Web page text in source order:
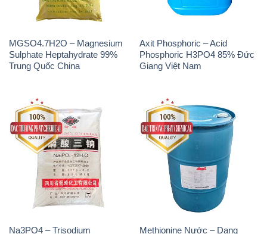
Na3PO4 – Trisodium
Phosphate Trung Quốc China
Methionine Nước – Dạng
Lỏng Novus Alimet Mỹ USA